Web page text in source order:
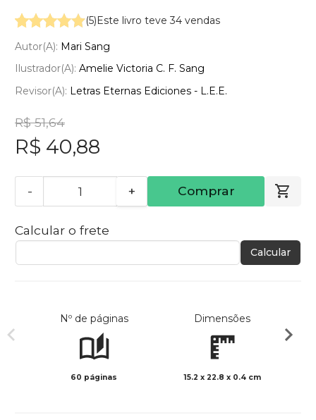
(5)Este livro teve 34 vendas
Autor(a): Mari Sang
Ilustrador(a): Amelie Victoria C. F. Sang
Revisor(a): Letras Eternas Ediciones - L.E.E.
R$ 51,64
R$ 40,88
- + Comprar
Calcular o frete
Calcular
Nº de páginas
60 páginas
Dimensões
15.2 x 22.8 x 0.4 cm